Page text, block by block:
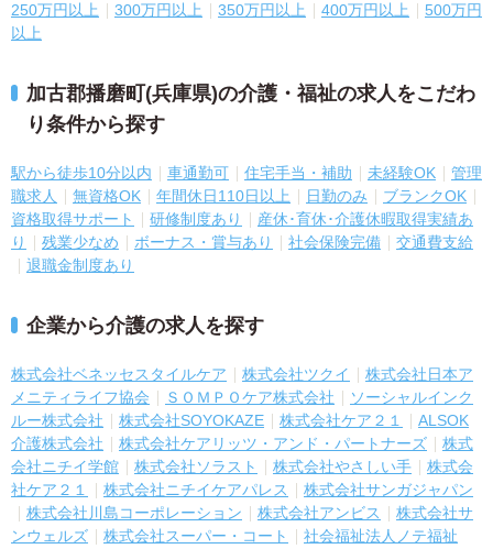
250万円以上 300万円以上 350万円以上 400万円以上
500万円
以上
加古郡播磨町(兵庫県)の介護・福祉の求人をこだわ
り条件から探す
駅から徒歩10分以内 車通勤可 住宅手当・補助 未経験OK
管理
職求人
無資格OK 年間休日110日以上 日勤のみ
ブランクOK
資格取得サポート
研修制度あり
産休･育休･介護休暇取得実績あ
り
残業少なめ ボーナス・賞与あり 社会保険完備
交通費支給
退職金制度あり
企業から介護の求人を探す
株式会社ベネッセスタイルケア 株式会社ツクイ
株式会社日本ア
メニティライフ協会
ＳＯＭＰＯケア株式会社
ソーシャルインク
ルー株式会社
株式会社SOYOKAZE 株式会社ケア２１
ALSOK
介護株式会社
株式会社ケアリッツ・アンド・パートナーズ
株式
会社ニチイ学館
株式会社ソラスト 株式会社やさしい手
株式会
社ケア２１
株式会社ニチイケアパレス
株式会社サンガジャパン
株式会社川島コーポレーション
株式会社アンビス
株式会社サ
ンウェルズ
株式会社スーパー・コート
社会福祉法人ノテ福祉